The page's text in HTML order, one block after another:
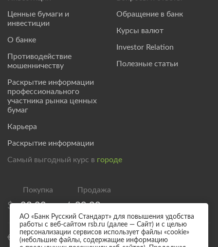
Ценные бумаги и
инвестиции
О банке
Противодействие
мошенничеству
Раскрытие информации
профессионального
участника рынка ценных
бумаг
Карьера
Раскрытие информации
Обращение в банк
Курсы валют
Investor Relation
Полезные статьи
Самый выгодный курс в городе
$ 83,00 / 89,00
€ 95,00 / 101,00
АО «Банк Русский Стандарт» для повышения удобства
работы с веб-сайтом rsb.ru (далее — Сайт) и с целью
персонализации сервисов использует файлы «cookie»
(небольшие файлы, содержащие информацию